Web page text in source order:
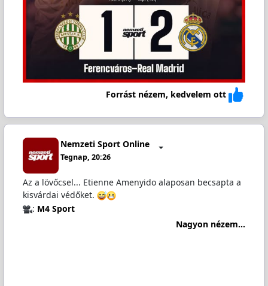
Forrást nézem, kedvelem ott
Nemzeti Sport Online
Tegnap, 20:26
Az a lövőcsel... Etienne Amenyido alaposan becsapta a
kisvárdai védőket.
: M4 Sport
Nagyon nézem...